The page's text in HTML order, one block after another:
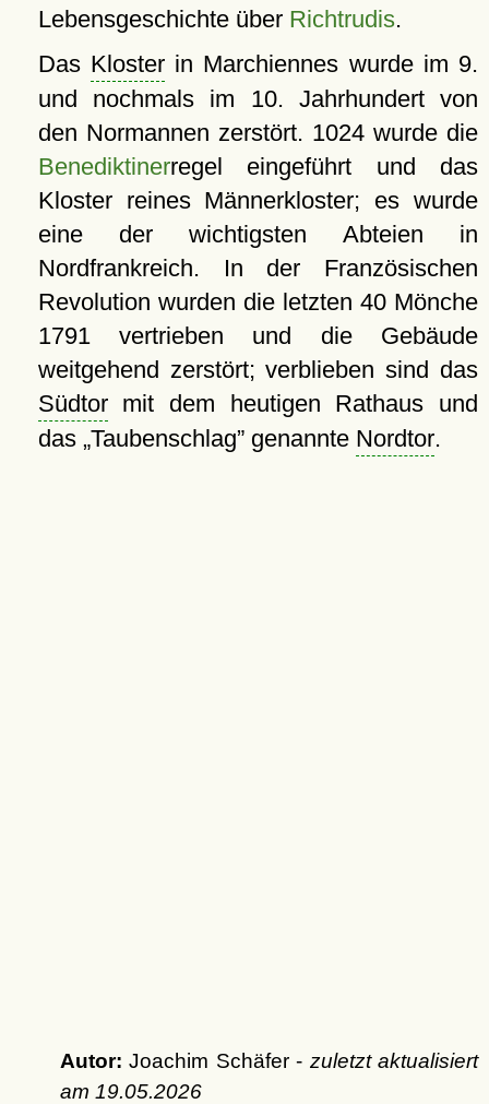
Lebensgeschichte über Richtrudis.
Das Kloster in Marchiennes wurde im 9.
und nochmals im 10. Jahrhundert von
den Normannen zerstört. 1024 wurde die
Benediktinerregel eingeführt und das
Kloster reines Männerkloster; es wurde
eine der wichtigsten Abteien in
Nordfrankreich. In der Französischen
Revolution wurden die letzten 40 Mönche
1791 vertrieben und die Gebäude
weitgehend zerstört; verblieben sind das
Südtormit dem heutigen Rathaus und
das Taubenschlag genannte Nordtor.
Autor: Joachim Schäfer - zuletzt aktualisiert
am 19.05.2026